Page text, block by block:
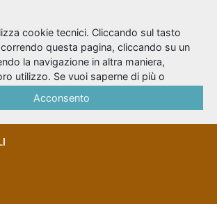
cookie tecnici. Cliccando sul tasto
questa pagina, cliccando su un
la navigazione in altra maniera,
utilizzo. Se vuoi saperne di più o
Acconsento